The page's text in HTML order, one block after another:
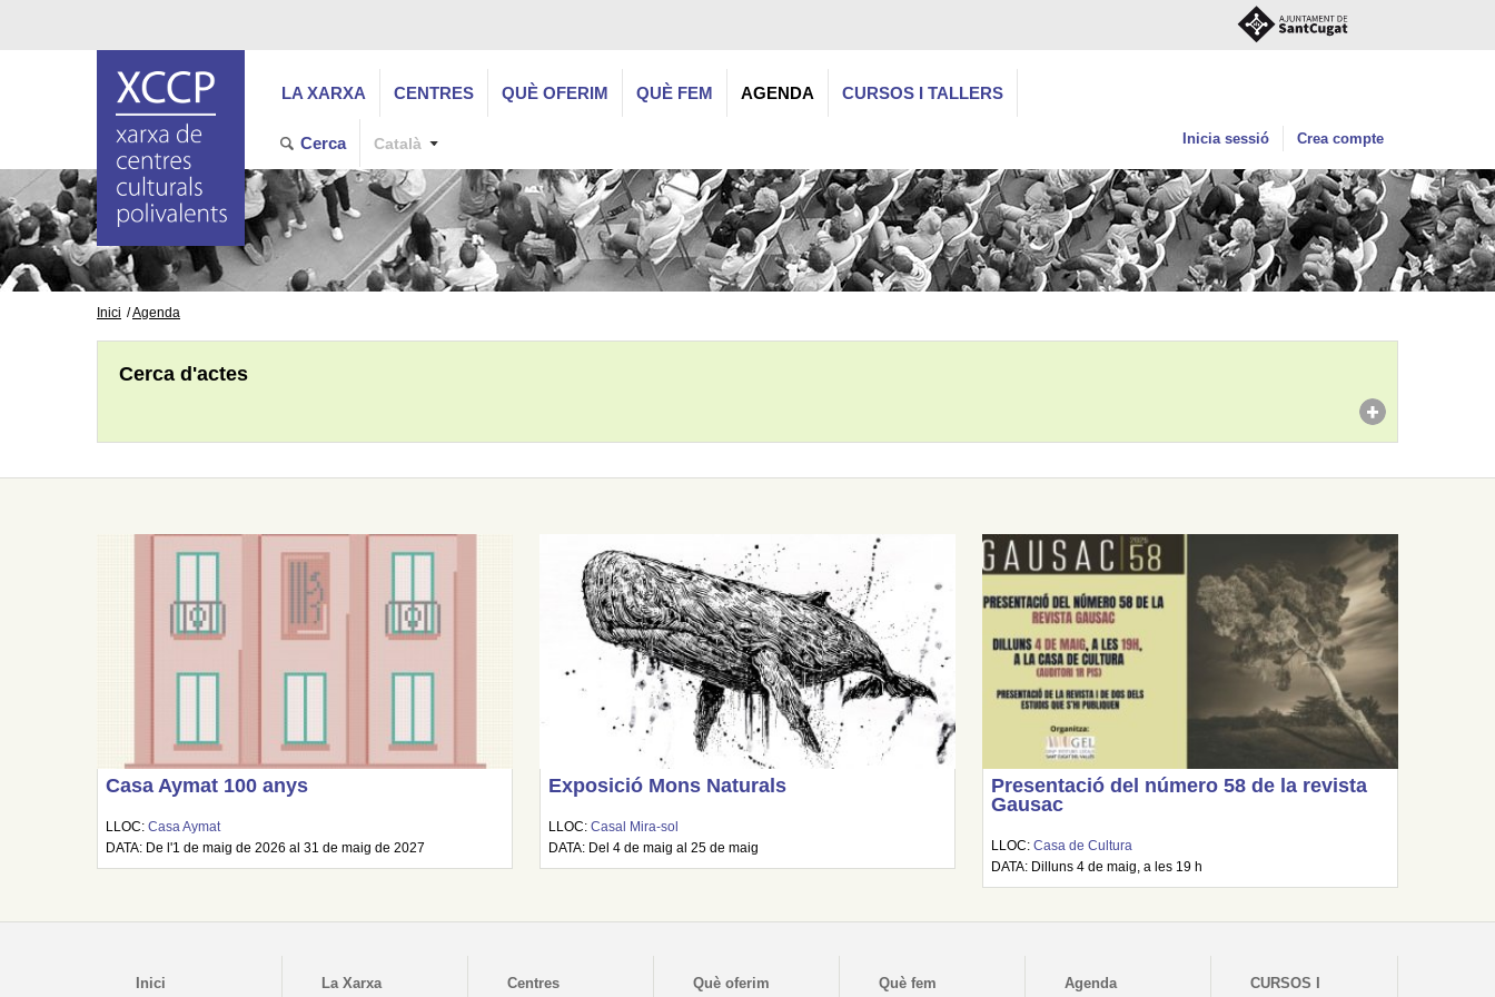
LA XARXA CENTRES QUÈ OFERIM QUÈ FEM AGENDA CURSOS I TALLERS
Cerca Català Inicia sessió Crea compte
Inici Agenda
Cerca d'actes
Casa Aymat 100 anys
LLOC:Casa Aymat
DATA: De l'1 de maig de 2026 al 31 de maig de 2027
Exposició Mons Naturals
LLOC:Casal Mira-sol
DATA: Del 4 de maig al 25 de maig
Presentació del número 58 de la revista
Gausac
LLOC:Casa de Cultura
DATA: Dilluns 4 de maig, a les 19 h
Inici La Xarxa Centres Què oferim Què fem Agenda
CURSOS I